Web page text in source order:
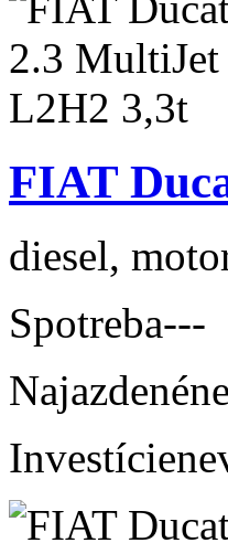
FIAT
diesel,
Spotreba---
Najazdené
Investície